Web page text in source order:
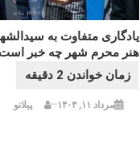
یادگاری متفاوت به
هنر محرم شهر چه خبر
مرداد ۱۱, ۱۴۰۴ پیلانو